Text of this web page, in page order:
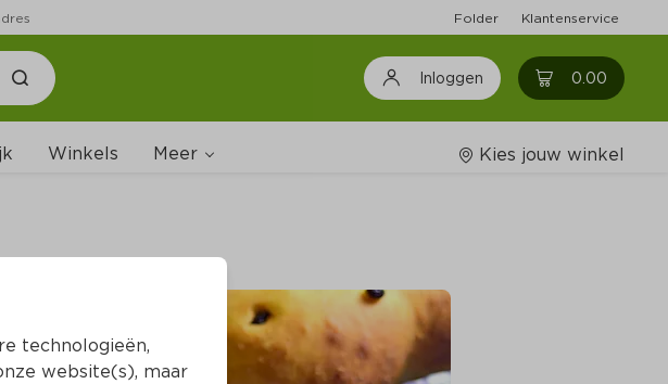
Folder Klantenservice
Inloggen 0.00 0
Winkels Meer
Wijnshop
Boodschappenlijstjes
Kies jouw winkel
technologieën,
website(s), maar